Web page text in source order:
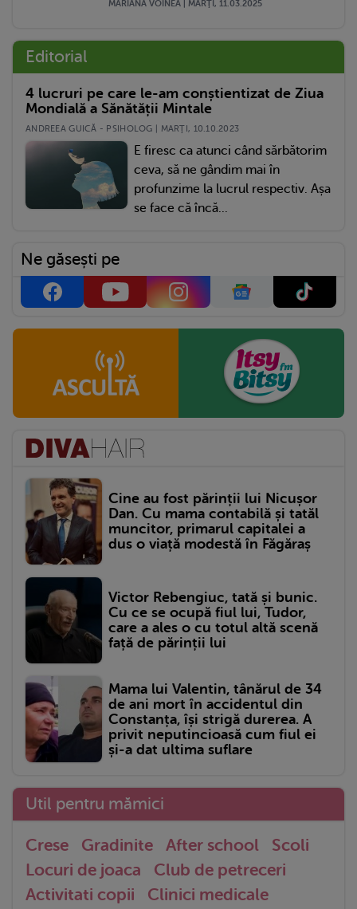
MARIANA VOINEA | MARŢI, 11.03.2025
Editorial
4 lucruri pe care le-am conștientizat de Ziua
Mondială a Sănătății Mintale
ANDREEA GUICĂ - PSIHOLOG | MARŢI, 10.10.2023
E firesc ca atunci când sărbătorim
ceva, să ne gândim mai în
profunzime la lucrul respectiv. Așa
se face că încă...
Ne găsești pe
Cine au fost părinții lui Nicușor
Dan. Cu mama contabilă și tatăl
muncitor, primarul capitalei a
dus o viață modestă în Făgăraș
Victor Rebengiuc, tată și bunic.
Cu ce se ocupă fiul lui, Tudor,
care a ales o cu totul altă scenă
față de părinții lui
Mama lui Valentin, tânărul de 34
de ani mort în accidentul din
Constanța, își strigă durerea. A
privit neputincioasă cum fiul ei
și-a dat ultima suflare
Util pentru mămici
Crese Gradinite After school
Scoli
Locuri de joaca
Club de petreceri
Activitati copii
Clinici medicale